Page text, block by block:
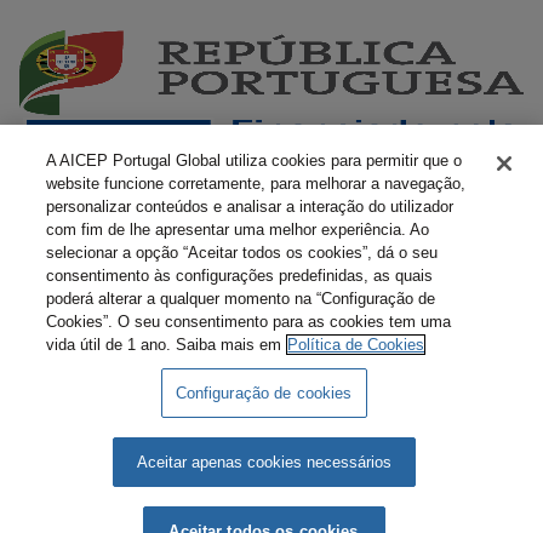
Livro Amarelo Eletrónico
Política de Privacidade Política de Cookies
A AICEP Portugal Global utiliza cookies para permitir que o
website funcione corretamente, para melhorar a navegação,
personalizar conteúdos e analisar a interação do utilizador
com fim de lhe apresentar uma melhor experiência. Ao
selecionar a opção “Aceitar todos os cookies”, dá o seu
consentimento às configurações predefinidas, as quais
poderá alterar a qualquer momento na “Configuração de
Cookies”. O seu consentimento para as cookies tem uma
vida útil de 1 ano. Saiba mais em Política de Cookies
Configuração de cookies
Aceitar apenas cookies necessários